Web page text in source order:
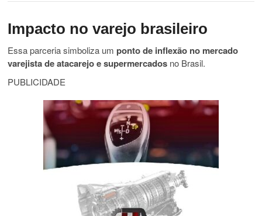
Impacto no varejo brasileiro
Essa parceria simboliza umponto de inflexão no mercado
varejista de atacarejo e supermercados no Brasil.
PUBLICIDADE